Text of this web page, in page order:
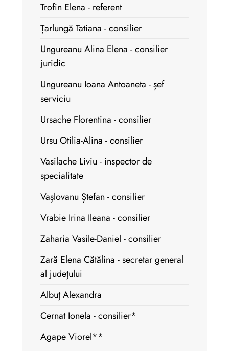
Trofin Elena - referent
Țarlungă Tatiana - consilier
Ungureanu Alina Elena - consilier
juridic
Ungureanu Ioana Antoaneta - șef
serviciu
Ursache Florentina - consilier
Ursu Otilia-Alina - consilier
Vasilache Liviu - inspector de
specialitate
Vașlovanu Ștefan - consilier
Vrabie Irina Ileana - consilier
Zaharia Vasile-Daniel - consilier
Zară Elena Cătălina - secretar general
al județului
Albuț Alexandra
Cernat Ionela - consilier*
Agape Viorel**